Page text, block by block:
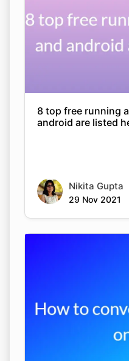
8 top free running
android are listed
Nikita Gupta
29 Nov 2021